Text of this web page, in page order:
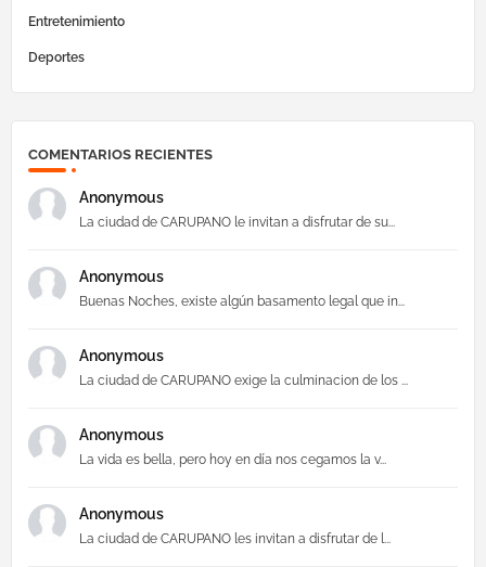
Entretenimiento
Deportes
COMENTARIOS RECIENTES
Anonymous
La ciudad de CARUPANO le invitan a disfrutar de su...
Anonymous
Buenas Noches, existe algún basamento legal que in...
Anonymous
La ciudad de CARUPANO exige la culminacion de los ...
Anonymous
La vida es bella, pero hoy en día nos cegamos la v...
Anonymous
La ciudad de CARUPANO les invitan a disfrutar de l...